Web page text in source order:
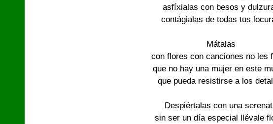
asfíxialas con besos y
contágialas de todas tus
Mátalas
con flores con canciones no les
que no hay una mujer en este
que pueda resistirse a los
Despiértalas con una
sin ser un día especial llévale